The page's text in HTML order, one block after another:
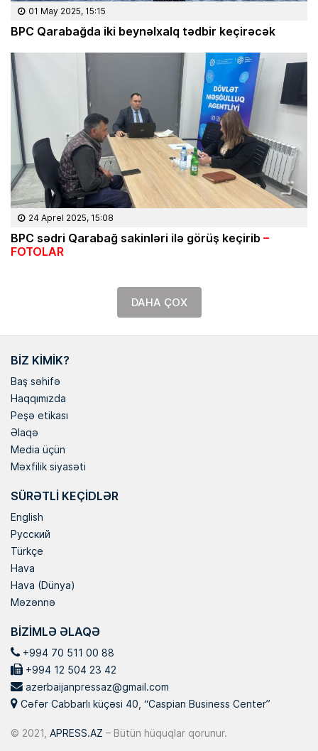
01 May 2025, 15:15
BPC Qarabağda iki beynəlxalq tədbir keçirəcək
24 Aprel 2025, 15:08
BPC sədri Qarabağ sakinləri ilə görüş keçirib –
FOTOLAR
DAHA ÇOX
BIZ KIMIK?
Baş səhifə
Haqqımızda
Peşə etikası
Əlaqə
Media üçün
Məxfilik siyasəti
SÜRƏTLI KEÇIDLƏR
English
Русский
Türkçe
Hava
Hava (Dünya)
Məzənnə
BIZIMLƏ ƏLAQƏ
+994 70 511 00 88
+994 12 504 23 42
azerbaijanpressaz@gmail.com
Cəfər Cabbarlı küçəsi 40, “Caspian Business Center”
© 2021, APRESS.AZ – Bütün hüquqlar qorunur.